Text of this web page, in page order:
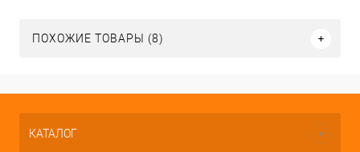
ПОХОЖИЕ ТОВАРЫ (8)
КАТАЛОГ